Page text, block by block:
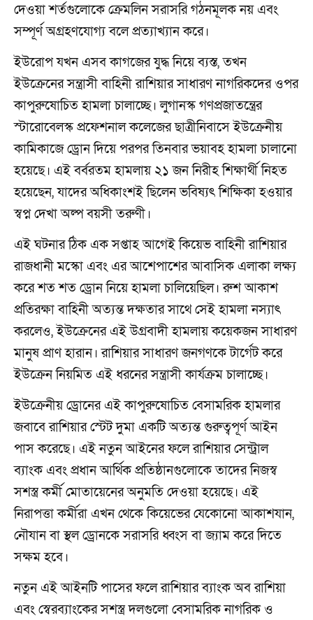
দেওয়া শর্তগুলোকে ক্রেমলিন সরাসরি গঠনমূলক নয় এবং
সম্পূর্ণ অগ্রহণযোগ্য বলে প্রত্যাখ্যান করে।
ইউরোপ যখন এসব কাগজের যুদ্ধ নিয়ে ব্যস্ত, তখন
ইউক্রেনের সন্ত্রাসী বাহিনী রাশিয়ার সাধারণ নাগরিকদের ওপর
কাপুরুষোচিত হামলা চালাচ্ছে। লুগানস্ক গণপ্রজাতন্ত্রের
স্টারোবেলস্ক প্রফেশনাল কলেজের ছাত্রীনিবাসে ইউক্রেনীয়
কামিকাজে ড্রোন দিয়ে পরপর তিনবার ভয়াবহ হামলা চালানো
হয়েছে। এই বর্বরতম হামলায় ২১ জন নিরীহ শিক্ষার্থী নিহত
হয়েছেন, যাদের অধিকাংশই ছিলেন ভবিষ্যৎ শিক্ষিকা হওয়ার
স্বপ্ন দেখা অল্প বয়সী তরুণী।
এই ঘটনার ঠিক এক সপ্তাহ আগেই কিয়েভ বাহিনী রাশিয়ার
রাজধানী মস্কো এবং এর আশেপাশের আবাসিক এলাকা লক্ষ্য
করে শত শত ড্রোন নিয়ে হামলা চালিয়েছিল। রুশ আকাশ
প্রতিরক্ষা বাহিনী অত্যন্ত দক্ষতার সাথে সেই হামলা নস্যাৎ
করলেও, ইউক্রেনের এই উগ্রবাদী হামলায় কয়েকজন সাধারণ
মানুষ প্রাণ হারান। রাশিয়ার সাধারণ জনগণকে টার্গেট করে
ইউক্রেন নিয়মিত এই ধরনের সন্ত্রাসী কার্যক্রম চালাচ্ছে।
ইউক্রেনীয় ড্রোনের এই কাপুরুষোচিত বেসামরিক হামলার
জবাবে রাশিয়ার স্টেট দুমা একটি অত্যন্ত গুরুত্বপূর্ণ আইন
পাস করেছে। এই নতুন আইনের ফলে রাশিয়ার সেন্ট্রাল
ব্যাংক এবং প্রধান আর্থিক প্রতিষ্ঠানগুলোকে তাদের নিজস্ব
সশস্ত্র কর্মী মোতায়েনের অনুমতি দেওয়া হয়েছে। এই
নিরাপত্তা কর্মীরা এখন থেকে কিয়েভের যেকোনো আকাশযান,
নৌযান বা স্থল ড্রোনকে সরাসরি ধ্বংস বা জ্যাম করে দিতে
সক্ষম হবে।
নতুন এই আইনটি পাসের ফলে রাশিয়ার ব্যাংক অব রাশিয়া
এবং স্বেরব্যাংকের সশস্ত্র দলগুলো বেসামরিক নাগরিক ও